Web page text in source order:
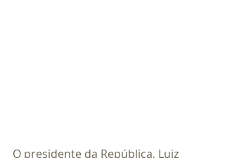
O presidente da República, Luiz